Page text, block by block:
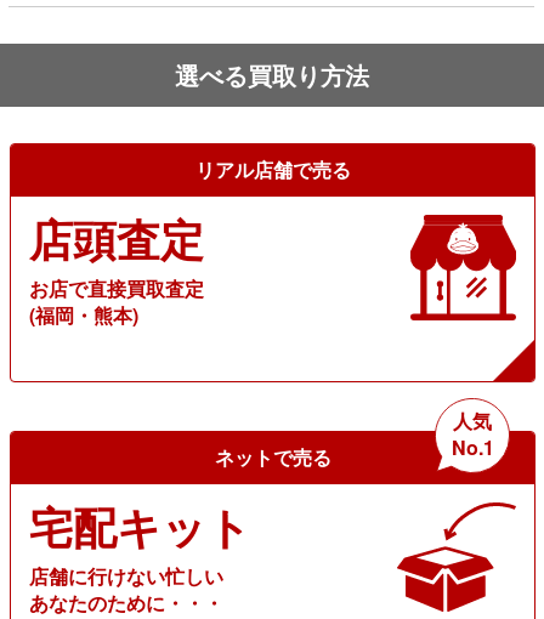
選べる買取り方法
リアル店舗で売る
店頭査定
お店で直接買取査定
(福岡・熊本)
ネットで売る
人気
No.1
宅配キット
店舗に行けない忙しい
あなたのために・・・